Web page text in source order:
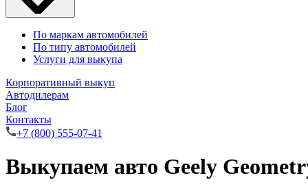
По маркам автомобилей
По типу автомобилей
Услуги для выкупа
Корпоративный выкуп
Автодилерам
Блог
Контакты
+7 (800) 555-07-41
Выкупаем авто Geely